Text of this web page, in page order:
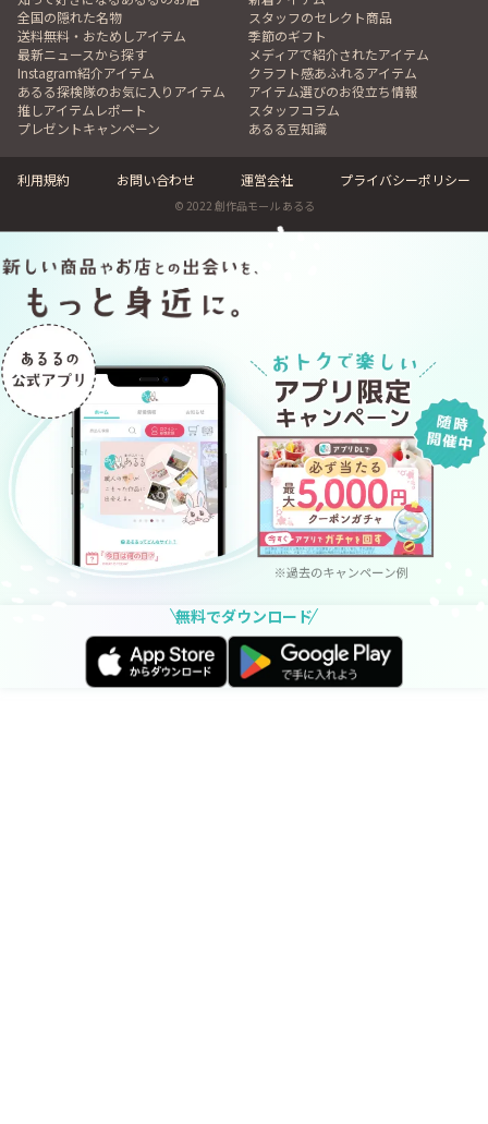
あるるポイント／あるるクーポン
今日は何の日
知って好きになるあるるのお店
新着アイテム
全国の隠れた名物
スタッフのセレクト商品
送料無料・おためしアイテム
季節のギフト
最新ニュースから探す
メディアで紹介されたアイテム
Instagram紹介アイテム
クラフト感あふれるアイテム
推しアイテムレポート
スタッフコラム
プレゼントキャンペーン
あるる豆知識
利用規約 お問い合わせ 運営会社 プライバシーポリシー
© 2022 創作品モール あるる
無料でダウンロード